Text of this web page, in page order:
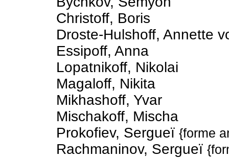
Christoff, Boris
Droste-Hulshoff, Annette
Essipoff, Anna
Lopatnikoff, Nikolai
Magaloff, Nikita
Mikhashoff, Yvar
Mischakoff, Mischa
Prokofiev, Sergueï {forme
Rachmaninov, Sergueï